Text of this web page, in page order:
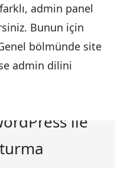
admin panel
Bunun için
bölmünde site
admin dilini
ile